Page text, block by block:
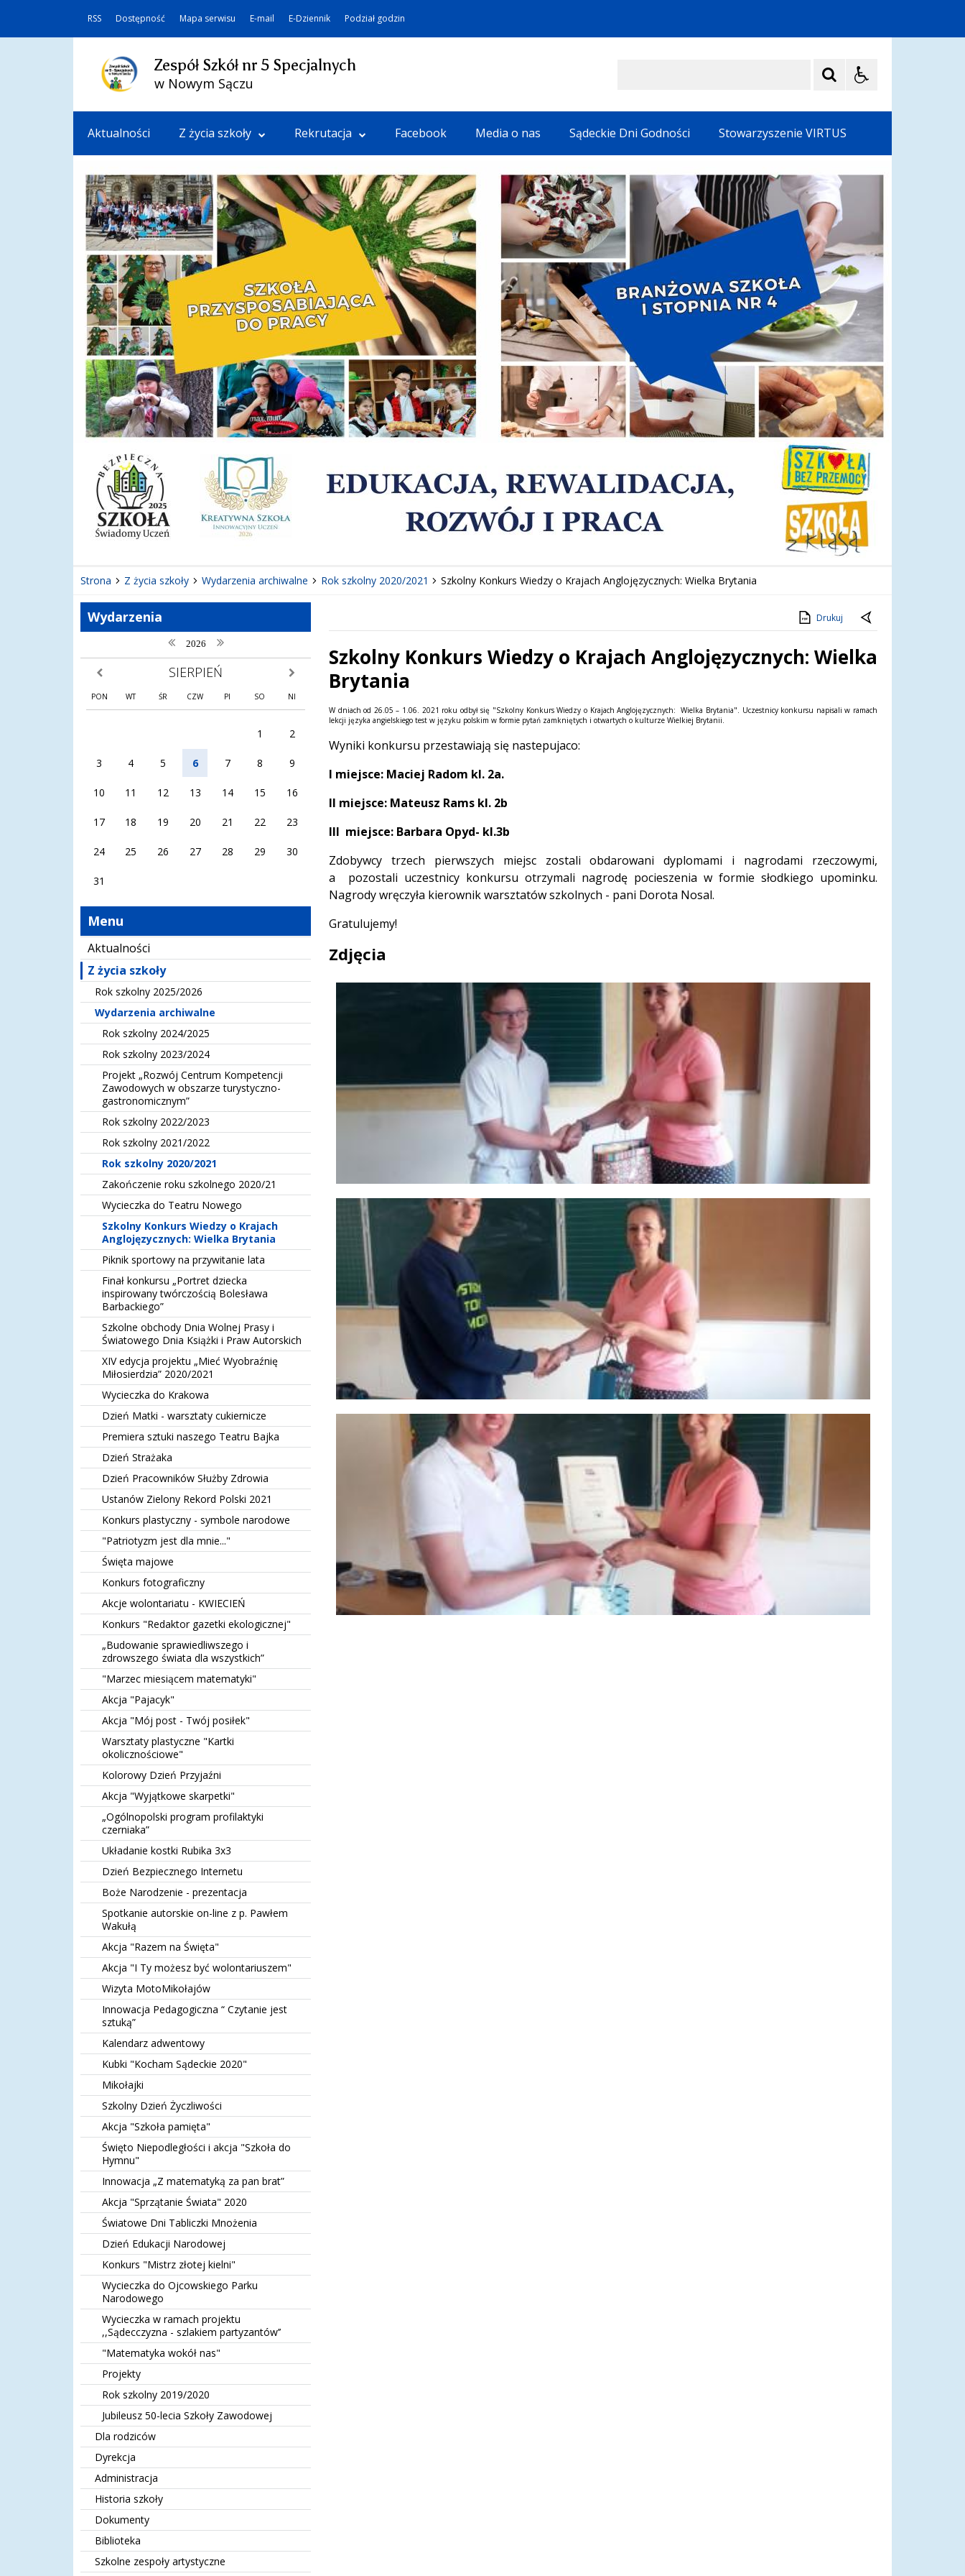
RSS Dostępność Mapa serwisu E-mail E-Dziennik Podział godzin
Zespół Szkół nr 5 Specjalnych
w Nowym Sączu
Aktualności Z życia szkoły Rekrutacja Facebook Media o nas Sądeckie Dni Godności Stowarzyszenie VIRTUS
Strona Z życia szkoły Wydarzenia archiwalne Rok szkolny 2020/2021 Szkolny Konkurs Wiedzy o Krajach Anglojęzycznych: Wielka Brytania
Wydarzenia
poprzedni rok
2026 następny rok
poprzedni miesiąc SIERPIEŃ następny miesiąc
PON WT ŚR CZW PI SO NI
1 2
3 4 5 6 7 8 9
10 11 12 13 14 15 16
17 18 19 20 21 22 23
24 25 26 27 28 29 30
31
Menu
Aktualności
Z życia szkoły
Rok szkolny 2025/2026
Wydarzenia archiwalne
Rok szkolny 2024/2025
Rok szkolny 2023/2024
Projekt „Rozwój Centrum Kompetencji
Zawodowych w obszarze turystyczno-
gastronomicznym”
Rok szkolny 2022/2023
Rok szkolny 2021/2022
Rok szkolny 2020/2021
Zakończenie roku szkolnego 2020/21
Wycieczka do Teatru Nowego
Szkolny Konkurs Wiedzy o Krajach
Anglojęzycznych: Wielka Brytania
Piknik sportowy na przywitanie lata
Finał konkursu „Portret dziecka
inspirowany twórczością Bolesława
Barbackiego”
Szkolne obchody Dnia Wolnej Prasy i
Światowego Dnia Książki i Praw Autorskich
XIV edycja projektu „Mieć Wyobraźnię
Miłosierdzia” 2020/2021
Wycieczka do Krakowa
Dzień Matki - warsztaty cukiernicze
Premiera sztuki naszego Teatru Bajka
Dzień Strażaka
Dzień Pracowników Służby Zdrowia
Ustanów Zielony Rekord Polski 2021
Konkurs plastyczny - symbole narodowe
"Patriotyzm jest dla mnie..."
Święta majowe
Konkurs fotograficzny
Akcje wolontariatu - KWIECIEŃ
Konkurs "Redaktor gazetki ekologicznej"
„Budowanie sprawiedliwszego i
zdrowszego świata dla wszystkich”
"Marzec miesiącem matematyki"
Akcja "Pajacyk"
Akcja "Mój post - Twój posiłek"
Warsztaty plastyczne "Kartki
okolicznościowe"
Kolorowy Dzień Przyjaźni
Akcja "Wyjątkowe skarpetki"
„Ogólnopolski program profilaktyki
czerniaka”
Układanie kostki Rubika 3x3
Dzień Bezpiecznego Internetu
Boże Narodzenie - prezentacja
Spotkanie autorskie on-line z p. Pawłem
Wakułą
Akcja "Razem na Święta"
Akcja "I Ty możesz być wolontariuszem"
Wizyta MotoMikołajów
Innowacja Pedagogiczna “ Czytanie jest
sztuką”
Kalendarz adwentowy
Kubki "Kocham Sądeckie 2020"
Mikołajki
Szkolny Dzień Życzliwości
Akcja "Szkoła pamięta"
Święto Niepodległości i akcja "Szkoła do
Hymnu"
Innowacja „Z matematyką za pan brat”
Akcja "Sprzątanie Świata" 2020
Światowe Dni Tabliczki Mnożenia
Dzień Edukacji Narodowej
Konkurs "Mistrz złotej kielni"
Wycieczka do Ojcowskiego Parku
Narodowego
Wycieczka w ramach projektu
,,Sądecczyzna - szlakiem partyzantów’’
"Matematyka wokół nas"
Projekty
Rok szkolny 2019/2020
Jubileusz 50-lecia Szkoły Zawodowej
Dla rodziców
Dyrekcja
Administracja
Historia szkoły
Dokumenty
Biblioteka
Szkolne zespoły artystyczne
Drukuj
Szkolny Konkurs Wiedzy o Krajach Anglojęzycznych: Wielka
Brytania
Treść
W dniach od 26.05 – 1.06. 2021 roku odbył się "Szkolny Konkurs Wiedzy o Krajach Anglojęzycznych: Wielka Brytania". Uczestnicy konkursu napisali w ramach
lekcji języka angielskiego test w języku polskim w formie pytań zamkniętych i otwartych o kulturze Wielkiej Brytanii.
Wyniki konkursu przestawiają się nastepujaco:
I miejsce: Maciej Radom kl. 2a.
II miejsce: Mateusz Rams kl. 2b
III miejsce: Barbara Opyd- kl.3b
Zdobywcy trzech pierwszych miejsc zostali obdarowani dyplomami i nagrodami rzeczowymi,
a
pozostali uczestnicy konkursu otrzymali nagrodę pocieszenia w formie słodkiego upominku.
Nagrody wręczyła kierownik warsztatów szkolnych - pani Dorota Nosal.
Gratulujemy!
Zdjęcia